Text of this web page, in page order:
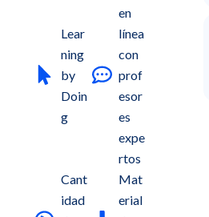
Lear
ning
by
Doin
g
en
línea
con
prof
esor
es
expe
rtos
Cant
idad
Mat
erial